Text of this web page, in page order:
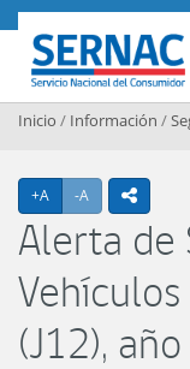
Contenido principal
SERNAC
Inicio / Información /
+A Agrandar texto
-A Achicar texto
Alerta de
(J12),